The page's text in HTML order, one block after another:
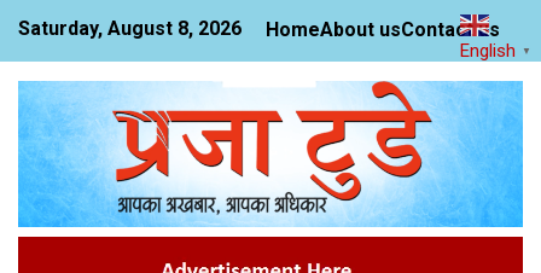
content
Saturday, August 8, 2026 HomeAbout usContact us
Praja Today
News Website
English ▼